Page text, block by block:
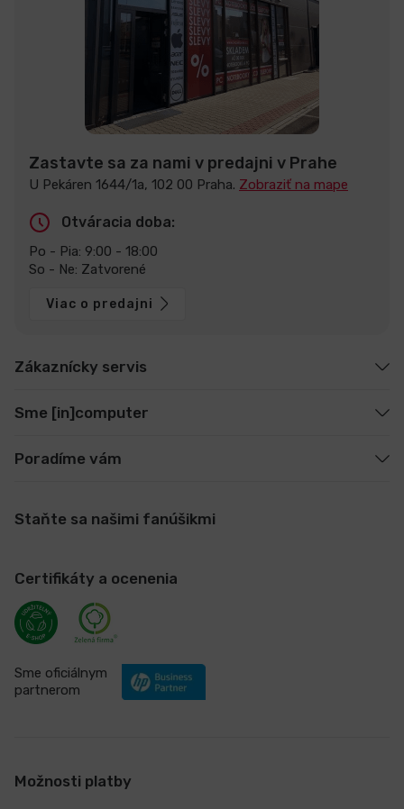
Zastavte sa za nami v predajni v Prahe
U Pekáren 1644/1a, 102 00 Praha. Zobraziť na mape
Otváracia doba:
Po - Pia: 9:00 - 18:00
So - Ne: Zatvorené
Viac o predajni
Zákaznícky servis
Sme [in]computer
Poradíme vám
Staňte sa našimi fanúšikmi
Certifikáty a ocenenia
Sme oficiálnym
partnerom
Možnosti platby